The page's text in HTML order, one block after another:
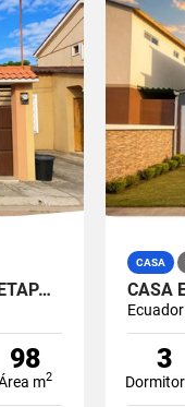
VENTA CASA UNA PLANTA LA JOYA ETAPA DIAMANTE (VICSZO)
98
m2
CASA
Ecuador
3